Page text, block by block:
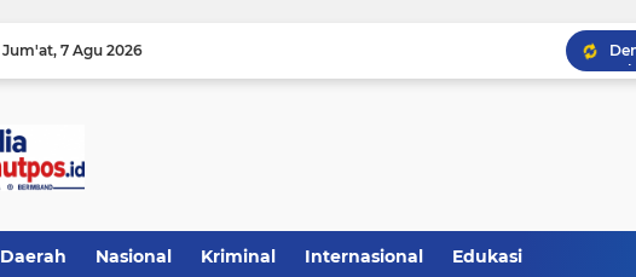
Jum'at 7 Agu 2026
Daerah Nasional Kriminal Internasional Edukasi